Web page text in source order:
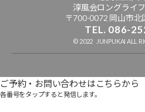
淳風会ロングライ
〒700-0072 岡山市北
TEL. 086-
© 2022 JUNPUKAI ALL
ご予約・お問い合わせはこちらから
各番号をタップすると発信します。